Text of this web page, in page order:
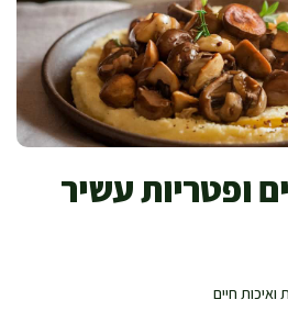
ופטריות עשיר
ואיכות חיים